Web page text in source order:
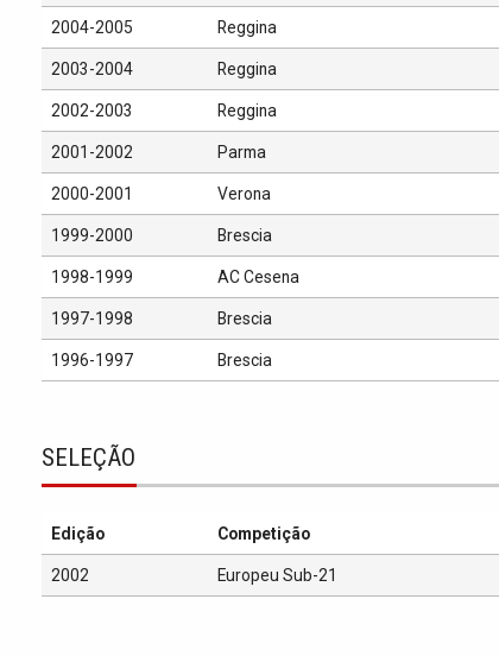
2004-2005 Reggina
2003-2004 Reggina
2002-2003 Reggina
2001-2002 Parma
2000-2001 Verona
1999-2000 Brescia
1998-1999 AC Cesena
1997-1998 Brescia
1996-1997 Brescia
SELEÇÃO
Edição Competição
2002 Europeu Sub-21